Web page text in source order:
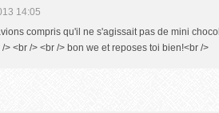
14:05
compris qu'il ne s'agissait pas de mini
> <br /> <br /> bon we et reposes toi bien!<br />